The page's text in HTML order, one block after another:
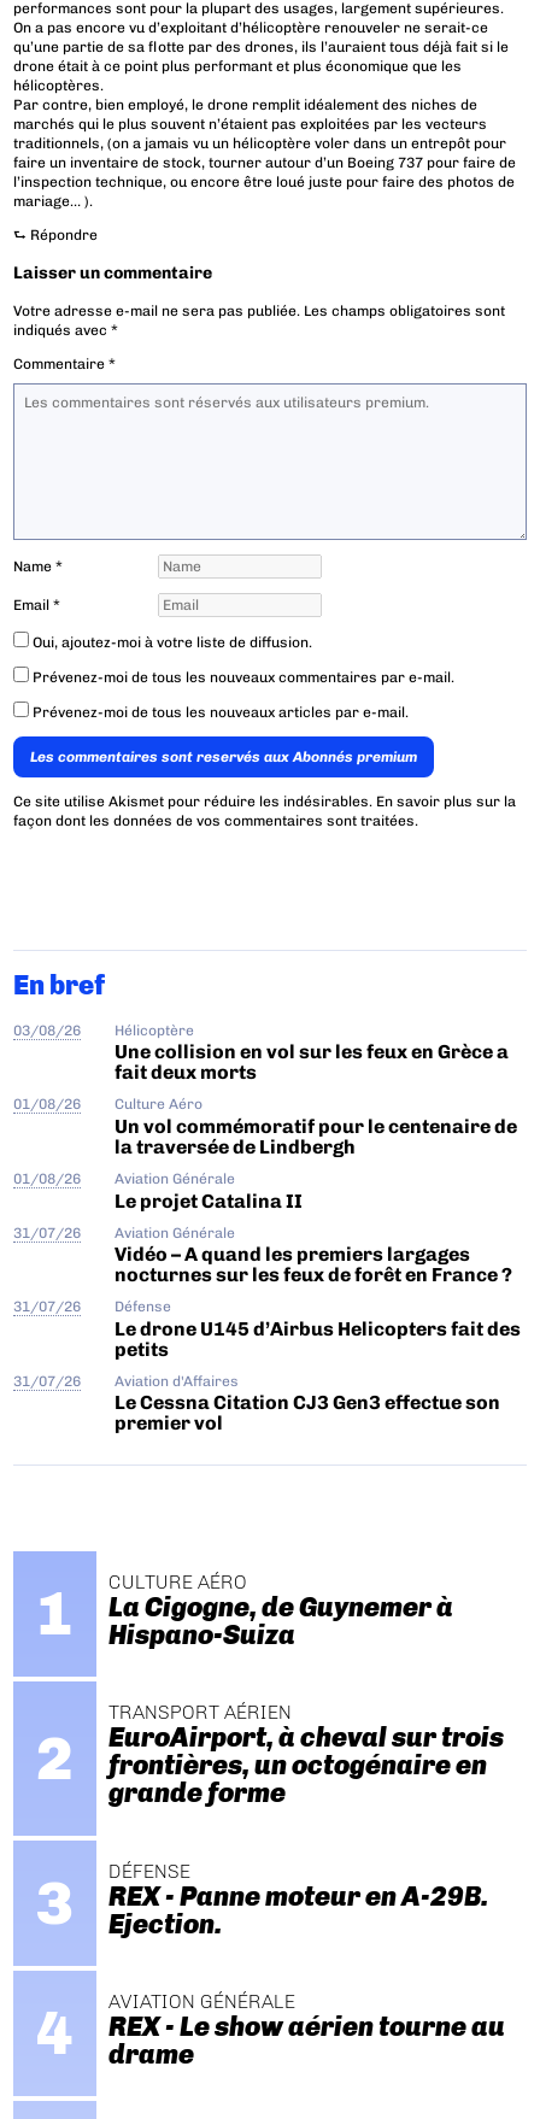
performances sont pour la plupart des usages, largement supérieures.
On a pas encore vu d’exploitant d’hélicoptère renouveler ne serait-ce
qu’une partie de sa flotte par des drones, ils l’auraient tous déjà fait si le
drone était à ce point plus performant et plus économique que les
hélicoptères.
Par contre, bien employé, le drone remplit idéalement des niches de
marchés qui le plus souvent n’étaient pas exploitées par les vecteurs
traditionnels, (on a jamais vu un hélicoptère voler dans un entrepôt pour
faire un inventaire de stock, tourner autour d’un Boeing 737 pour faire de
l’inspection technique, ou encore être loué juste pour faire des photos de
mariage… ).
⮑ Répondre
Laisser un commentaire
Votre adresse e-mail ne sera pas publiée. Les champs obligatoires sont
indiqués avec*
Commentaire*
Name*
Email*
Oui, ajoutez-moi à votre liste de diffusion.
Prévenez-moi de tous les nouveaux commentaires par e-mail.
Prévenez-moi de tous les nouveaux articles par e-mail.
Les commentaires sont reservés aux Abonnés premium
Ce site utilise Akismet pour réduire les indésirables. En savoir plus sur la
façon dont les données de vos commentaires sont traitées.
En bref
03/08/26 Hélicoptère
Une collision en vol sur les feux en Grèce a
fait deux morts
01/08/26 Culture Aéro
Un vol commémoratif pour le centenaire de
la traversée de Lindbergh
01/08/26 Aviation Générale
Le projet Catalina II
31/07/26 Aviation Générale
Vidéo – A quand les premiers largages
nocturnes sur les feux de forêt en France ?
31/07/26 Défense
Le drone U145 d’Airbus Helicopters fait des
petits
31/07/26 Aviation d'Affaires
Le Cessna Citation CJ3 Gen3 effectue son
premier vol
CULTURE AÉRO
La Cigogne, de Guynemer à
Hispano-Suiza
TRANSPORT AÉRIEN
EuroAirport, à cheval sur trois
frontières, un octogénaire en
grande forme
DÉFENSE
REX - Panne moteur en A-29B.
Ejection.
AVIATION GÉNÉRALE
REX - Le show aérien tourne au
drame